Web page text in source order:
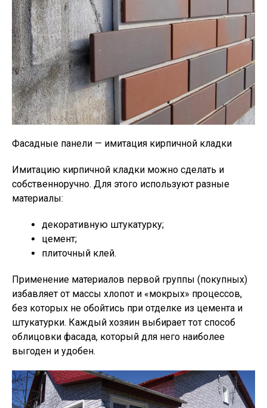
Фасадные панели — имитация кирпичной кладки
Имитацию кирпичной кладки можно сделать и
собственноручно. Для этого используют разные
материалы:
декоративную штукатурку;
цемент;
плиточный клей.
Применение материалов первой группы (покупных)
избавляет от массы хлопот и «мокрых» процессов,
без которых не обойтись при отделке из цемента и
штукатурки. Каждый хозяин выбирает тот способ
облицовки фасада, который для него наиболее
выгоден и удобен.